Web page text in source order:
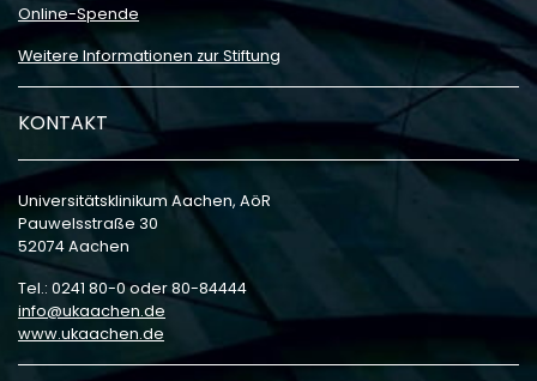
Online-Spende
Weitere Informationen zur Stiftung
KONTAKT
Universitätsklinikum Aachen, AöR
Pauwelsstraße 30
52074 Aachen
Tel.: 0241 80-0 oder 80-84444
info
ukaachen de
www.ukaachen.de